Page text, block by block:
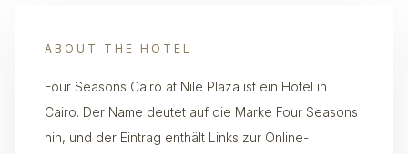
ABOUT THE HOTEL
Four Seasons Cairo at Nile Plaza ist ein Hotel in
Cairo. Der Name deutet auf die Marke Four Seasons
hin, und der Eintrag enthält Links zur Online-